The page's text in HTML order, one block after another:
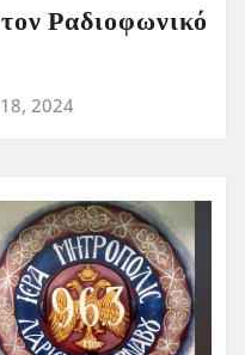
Ραδιοφωνικό
2024